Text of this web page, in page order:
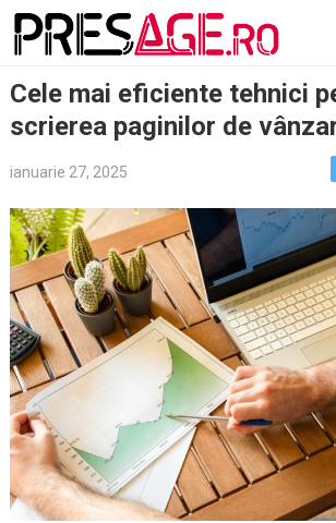
Skip
Cele mai eficiente tehnici
scrierea paginilor de
ianuarie 27, 2025